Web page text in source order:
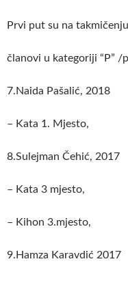
Prvi put su na
članovi u kategoriji “P” /
7.Naida Pašalić, 2018
– Kata 1. Mjesto,
8.Sulejman Čehić, 2017
– Kata 3 mjesto,
– Kihon 3.mjesto,
9.Hamza Karavdić 2017